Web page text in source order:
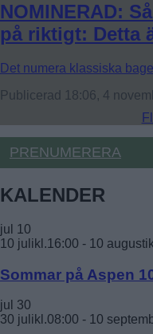
NOMINERAD:
på riktigt: Detta
Det numera klassiska
Publicerad 18:06, 4
PRENUMERERA
KALENDER
jul 10
10 julikl.16:00 - 10
Sommar på Aspen
jul 30
30 julikl.08:00 - 10